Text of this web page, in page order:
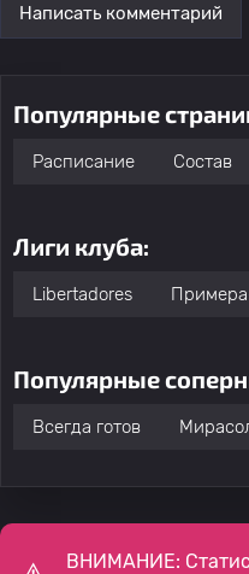
Написать комментарий
Популярные
Расписание Состав
Лиги клуба:
Libertadores
Популярные
Всегда готов
ВНИМАНИЕ: